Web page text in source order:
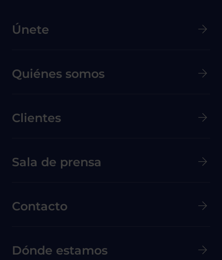
Menú principal de Pie de página
Únete
Quiénes somos
Clientes
Menú secundario de pie de página
Sala de prensa
Contacto
Dónde estamos